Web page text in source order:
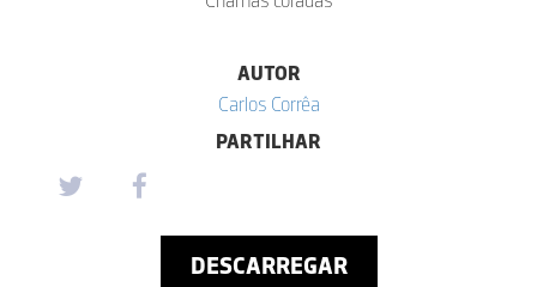
AUTOR
Carlos Corrêa
PARTILHAR
DESCARREGAR